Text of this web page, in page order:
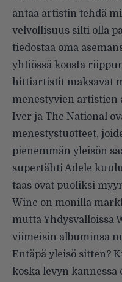
antaa artistin tehdä
velvollisuus silti olla
tiedostaa oma
yhtiössä koosta
hittiartistit maksavat
menestyvien artistien
Iver ja The National
menestystuotteet,
pienemmän yleisön
supertähti Adele
taas ovat puoliksi
Wine on monilla
mutta Yhdysvalloissa
viimeisin albuminsa
Entäpä yleisö sitten?
koska levyn